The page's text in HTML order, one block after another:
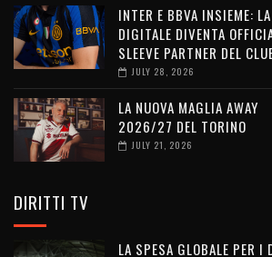
INTER E BBVA INSIEME:
DIGITALE DIVENTA
SLEEVE PARTNER DEL
JULY 28, 2026
LA NUOVA MAGLIA AWAY
2026/27 DEL TORINO
JULY 21, 2026
DIRITTI TV
LA SPESA GLOBALE PER I